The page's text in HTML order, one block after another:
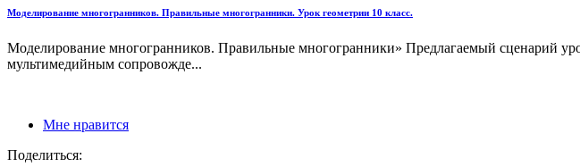
Моделирование многогранников. Правильные многогранники. Урок геометрии 10 класс.
Моделирование многогранников. Правильные многогранники» Предлагаемый сценарий
мультимедийным сопровожде...
Мне нравится
Поделиться: